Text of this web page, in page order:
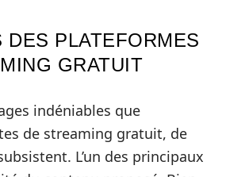
DES PLATEFORMES
GRATUIT
indéniables que
de streaming gratuit, de
L’un des principaux